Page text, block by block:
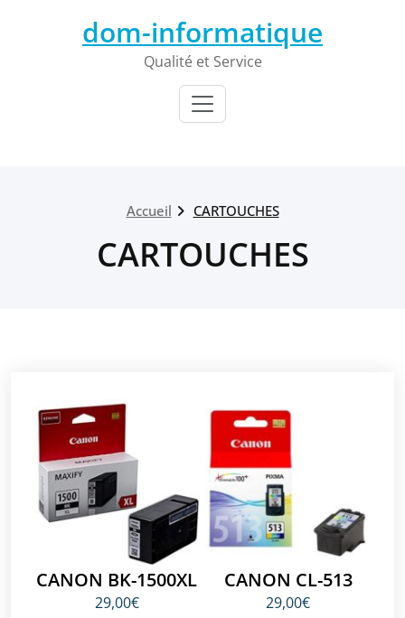
dom-informatique
Qualité et Service
Accueil CARTOUCHES
CARTOUCHES
CANON BK-1500XL
29,00€
CANON CL-513
29,00€